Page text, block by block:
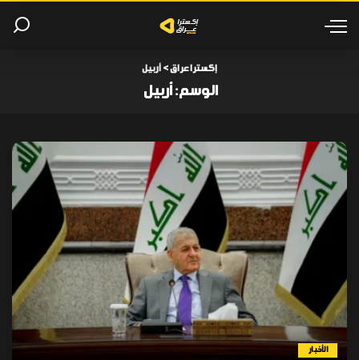
إكسترا عراق> أربيل
الوسم:أربيل
الأخبار